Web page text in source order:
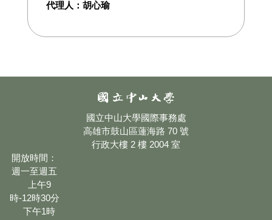
代理人：胡心瑜
國立中山大學國際事務處
高雄市鼓山區蓮海路 70 號
行政大樓 2 樓 2004 室
開放時間：
週一至週五
上午9
時-12時30分
下午1時